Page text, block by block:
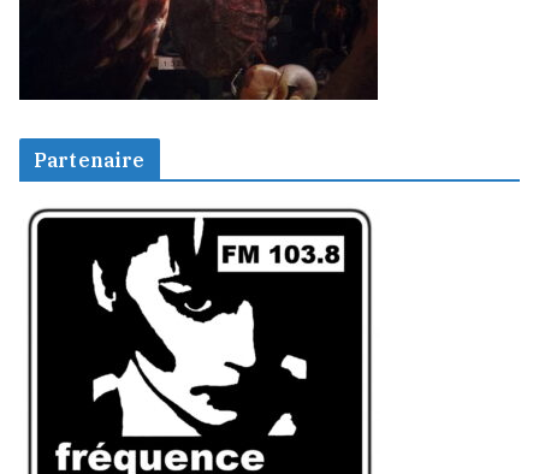
Partenaire